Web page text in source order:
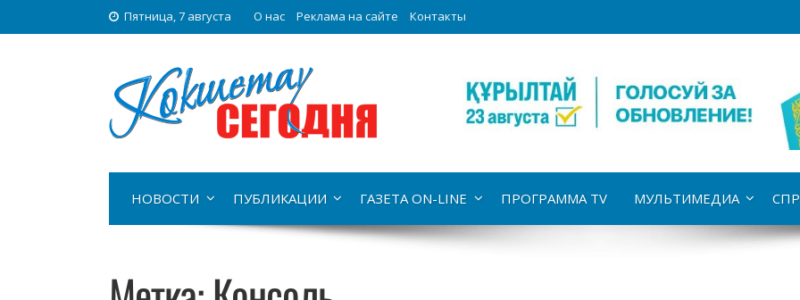
Пятница, 7 августа О нас Реклама на сайте Контакты
НОВОСТИ ПУБЛИКАЦИИ ГАЗЕТА ON-LINE ПРОГРАММА TV МУЛЬТИМЕДИА